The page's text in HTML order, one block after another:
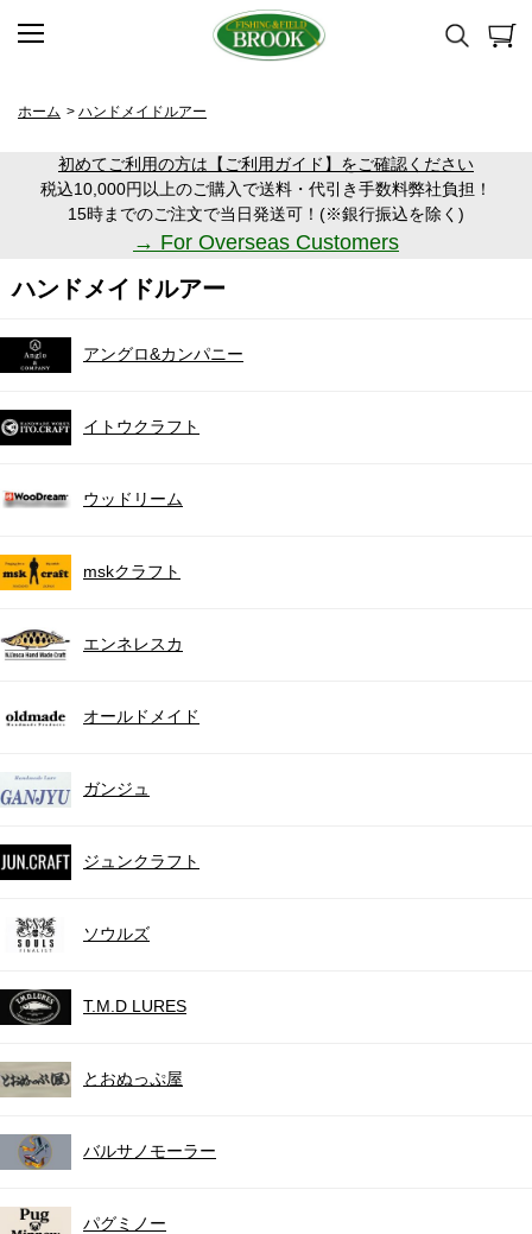
ホーム > ハンドメイドルアー
初めてご利用の方は【ご利用ガイド】をご確認ください
税込10,000円以上のご購入で送料・代引き手数料弊社負担！
15時までのご注文で当日発送可！(※銀行振込を除く)
→ For Overseas Customers
ハンドメイドルアー
アングロ&カンパニー
イトウクラフト
ウッドリーム
mskクラフト
エンネレスカ
オールドメイド
ガンジュ
ジュンクラフト
ソウルズ
T.M.D LURES
とおぬっぷ屋
バルサノモーラー
パグミノー